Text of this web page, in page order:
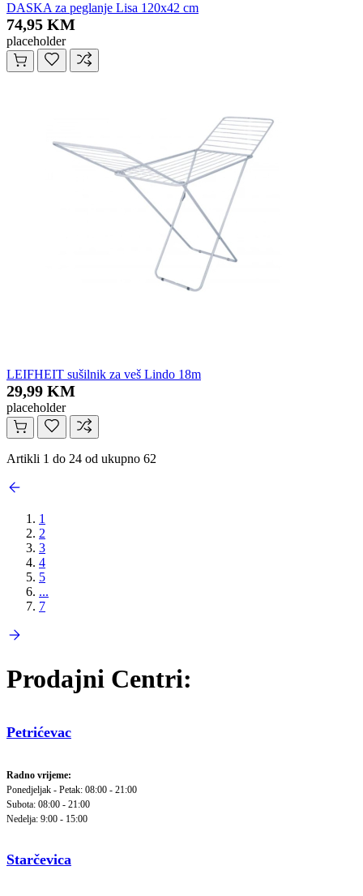
DASKA za peglanje Lisa 120x42 cm
74,95 KM
placeholder
LEIFHEIT sušilnik za veš Lindo 18m
29,99 KM
placeholder
Artikli 1 do 24 od ukupno 62
1
2
3
4
5
...
7
Prodajni Centri:
Petrićevac
Radno vrijeme:
Ponedjeljak - Petak: 08:00 - 21:00
Subota: 08:00 - 21:00
Nedelja: 9:00 - 15:00
Starčevica